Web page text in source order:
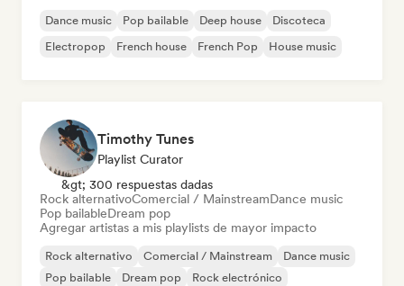
Dance music Pop bailable Deep house
Discoteca
Electropop
French house French Pop House music
Timothy Tunes
Playlist Curator
&gt; 300 respuestas dadas
Rock alternativoComercial / MainstreamDance music
Pop bailableDream pop
Agregar artistas a mis playlists de mayor impacto
Rock alternativo Comercial / Mainstream
Dance music
Pop bailable
Dream pop Rock electrónico